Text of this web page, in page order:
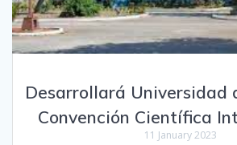
Desarrollará Universidad
Convención Científica
11 January 2023